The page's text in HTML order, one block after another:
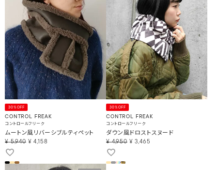
30%OFF
CONTROL FREAK
コントロールフリーク
ムートン風リバーシブルティペット
¥ 5,940 ¥ 4,158
30%OFF
CONTROL FREAK
コントロールフリーク
ダウン風ドロストスヌード
¥ 4,950 ¥ 3,465